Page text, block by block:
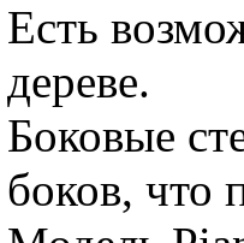
Есть
дереве.
Боковые
боков, что